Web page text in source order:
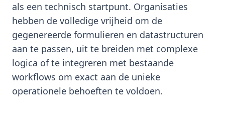
als een technisch startpunt. Organisaties
hebben de volledige vrijheid om de
gegenereerde formulieren en datastructuren
aan te passen, uit te breiden met complexe
logica of te integreren met bestaande
workflows om exact aan de unieke
operationele behoeften te voldoen.